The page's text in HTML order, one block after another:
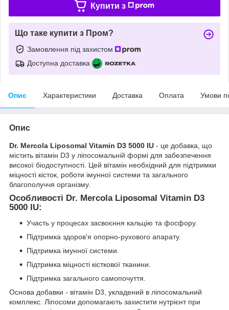
Купити з
Що таке купити з Пром?
Замовлення під захистом
Доступна доставка
Опис Характеристики Доставка Оплата Умови
Опис
Dr. Mercola Liposomal Vitamin D3 5000 IU - це добавка, що
містить вітамін D3 у ліпосомальній формі для забезпечення
високої біодоступності. Цей вітамін необхідний для підтримки
міцності кісток, роботи імунної системи та загального
благополуччя організму.
Особливості Dr. Mercola Liposomal Vitamin D3
5000 IU:
Участь у процесах засвоєння кальцію та фосфору.
Підтримка здоров'я опорно-рухового апарату.
Підтримка імунної системи.
Підтримка міцності кісткової тканини.
Підтримка загального самопочуття.
Основа добавки - вітамін D3, укладений в ліпосомальний
комплекс. Ліпосоми допомагають захистити нутрієнт при